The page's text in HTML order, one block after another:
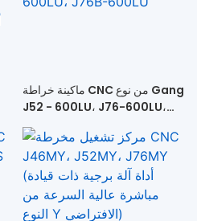
ماكينة خراطة CNC من نوع Gang
J52 - 600LU، J76-600LU،
J76B-600LU